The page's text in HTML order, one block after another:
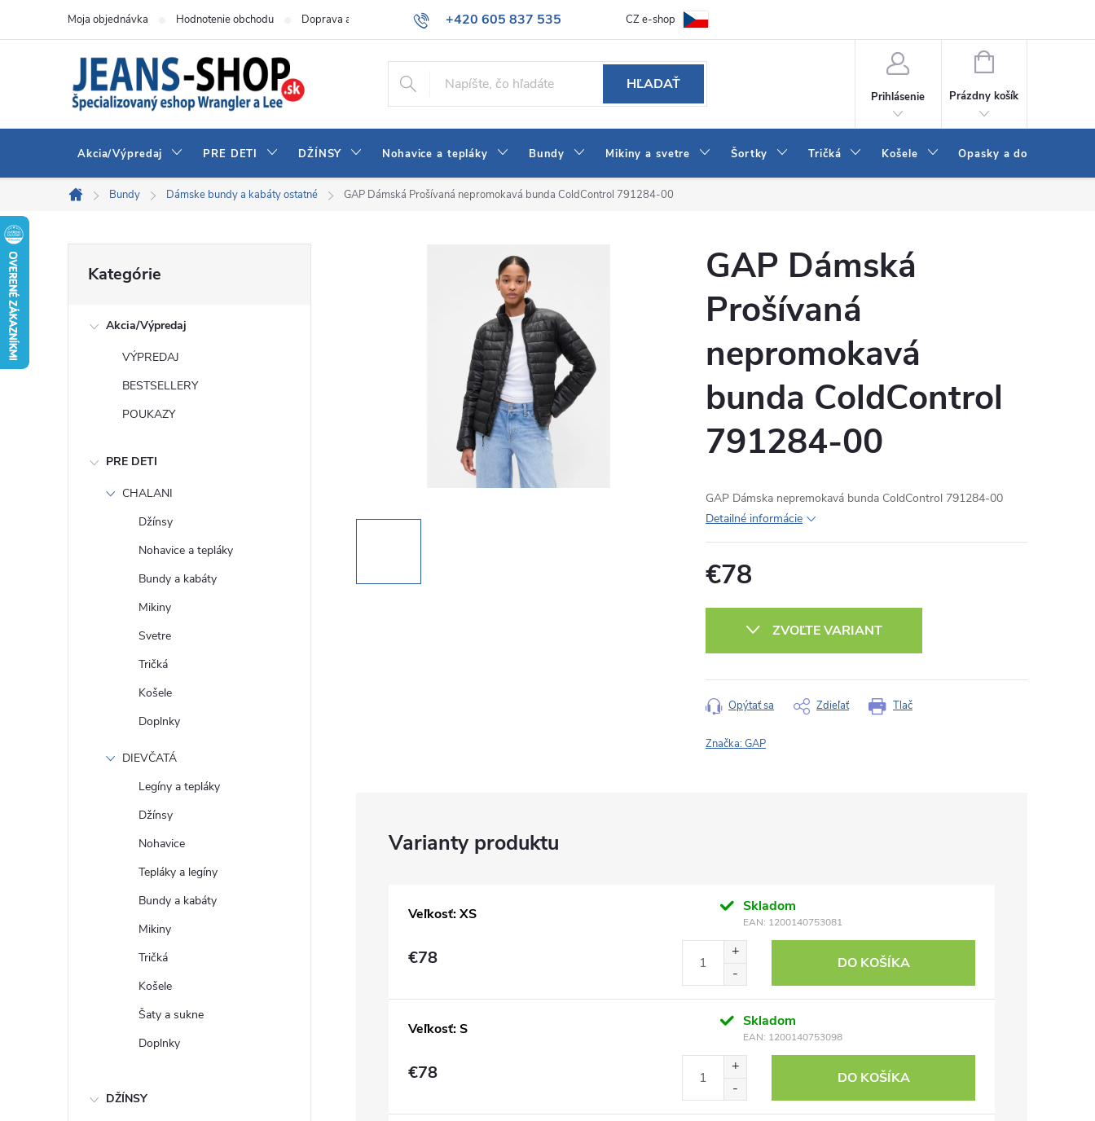
+420 605 837 535
info@jeans-shop.sk
Moja objednávka Hodnotenie obchodu Doprava a platba Všeobecné obchodné podmienky Ako vybrať džínsy Wrangler a LEE
CZ e-shop
HĽADAŤ
Prihlásenie
NÁKUPNÝ
Prázdny košík
Akcia/Výpredaj PRE DETI DŽÍNSY Nohavice a tepláky Bundy Mikiny a svetre Šortky Tričká Košele Opasky a doplnky
Domov
Bundy Dámske bundy a kabáty ostatné GAP Dámská Prošívaná nepromokavá bunda ColdControl 791284-00
kategórie
Kategórie
Akcia/Výpredaj
VÝPREDAJ
BESTSELLERY
POUKAZY
PRE DETI
CHALANI
Džínsy
Nohavice a tepláky
Bundy a kabáty
Mikiny
Svetre
Tričká
Košele
Doplnky
DIEVČATÁ
Legíny a tepláky
Džínsy
Nohavice
Tepláky a legíny
Bundy a kabáty
Mikiny
Tričká
Košele
Šaty a sukne
Doplnky
DŽÍNSY
GAP Dámská
Prošívaná
nepromokavá
bunda ColdControl
791284-00
GAP Dámska nepremokavá bunda ColdControl 791284-00
Detailné informácie
€78
ZVOĽTE VARIANT
Tlač
Opýtať sa Zdieľať
Značka:GAP
Veľkosť: XS Skladom
EAN: 1200140753081
€78 DO KOŠÍKA
Veľkosť: S Skladom
EAN: 1200140753098
€78 DO KOŠÍKA